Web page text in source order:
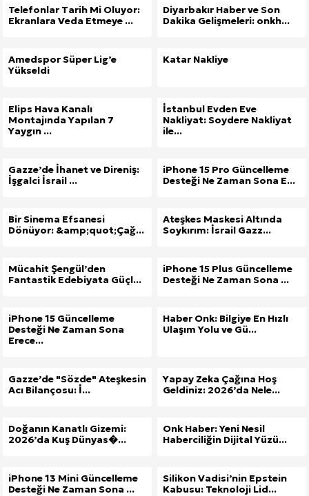
Telefonlar Tarih Mi Oluyor:
Ekranlara Veda Etmeye ...
Diyarbakır Haber ve Son
Dakika Gelişmeleri: onkh...
Amedspor Süper Lig’e
Yükseldi
Katar Nakliye
Elips Hava Kanalı
Montajında Yapılan 7
Yaygın ...
İstanbul Evden Eve
Nakliyat: Soydere Nakliyat
ile...
Gazze’de İhanet ve Direniş:
İşgalci İsrail ...
iPhone 15 Pro Güncelleme
Desteği Ne Zaman Sona E...
Bir Sinema Efsanesi
Dönüyor: &amp;quot;Çağ...
Ateşkes Maskesi Altında
Soykırım: İsrail Gazz...
Mücahit Şengül’den
Fantastik Edebiyata Güçl...
iPhone 15 Plus Güncelleme
Desteği Ne Zaman Sona ...
iPhone 15 Güncelleme
Desteği Ne Zaman Sona
Erece...
Haber Onk: Bilgiye En Hızlı
Ulaşım Yolu ve Gü...
Gazze’de "Sözde" Ateşkesin
Acı Bilançosu: İ...
Yapay Zeka Çağına Hoş
Geldiniz: 2026’da Nele...
Doğanın Kanatlı Gizemi:
2026’da Kuş Dünyas�...
Onk Haber: Yeni Nesil
Haberciliğin Dijital Yüzü...
iPhone 13 Mini Güncelleme
Desteği Ne Zaman Sona ...
Silikon Vadisi’nin Epstein
Kabusu: Teknoloji Lid...